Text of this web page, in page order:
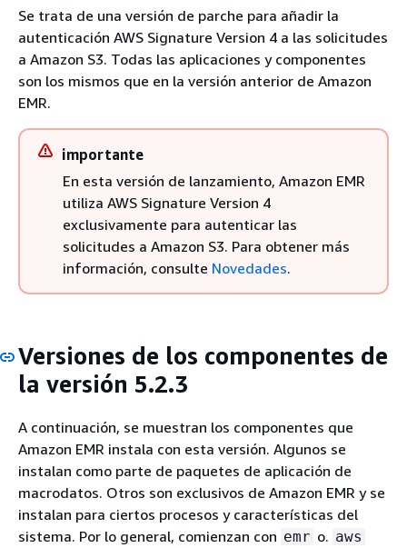
Se trata de una versión de parche para añadir la
autenticación AWS Signature Version 4 a las solicitudes
a Amazon S3. Todas las aplicaciones y componentes
son los mismos que en la versión anterior de Amazon
EMR.
importante
En esta versión de lanzamiento, Amazon EMR
utiliza AWS Signature Version 4
exclusivamente para autenticar las
solicitudes a Amazon S3. Para obtener más
información, consulte Novedades.
Versiones de los componentes de
la versión 5.2.3
A continuación, se muestran los componentes que
Amazon EMR instala con esta versión. Algunos se
instalan como parte de paquetes de aplicación de
macrodatos. Otros son exclusivos de Amazon EMR y se
instalan para ciertos procesos y características del
sistema. Por lo general, comienzan con emr o. aws